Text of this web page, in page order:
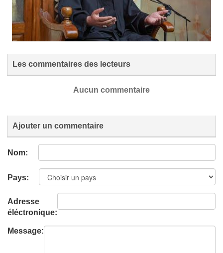
Les commentaires des lecteurs
Aucun commentaire
Ajouter un commentaire
Nom:
Pays:
Adresse
éléctronique:
Message: